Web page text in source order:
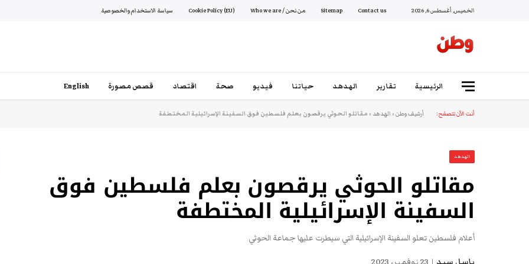
الخميس, أغسطس 6, 2026 Contact us
Sitemap من نحن / Who we are Cookie Policy (EU) سياسة الاستخدام والخصوصية
الرئيسية تقارير الهدهد حياتنا فيديو صحة اقتصاد قصص مصورة English
أنت الآن تتصفح: أرشيف وطن»الهدهد»مقاتلو الحوثي يرقصون بعلم فلسطين فوق السفينة الإسرائيلية المختطفة
الهدهد
مقاتلو الحوثي يرقصون بعلم فلسطين فوق
السفينة الإسرائيلية المختطفة
أعلام فلسطين تعلو السفينة الإسرائيلية التي سيطرت عليها جماعة الحوثي